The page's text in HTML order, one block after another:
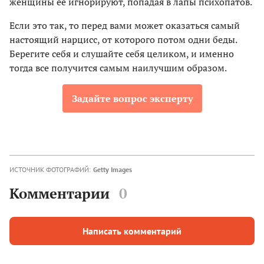
Если это так, то перед вами может оказаться самый
настоящий нарцисс, от которого потом одни беды.
Берегите себя и слушайте себя целиком, и именно
тогда все получится самым наилучшим образом.
Задайте вопрос эксперту
ИСТОЧНИК ФОТОГРАФИЙ: Getty Images
Комментарии 0
Написать комментарий